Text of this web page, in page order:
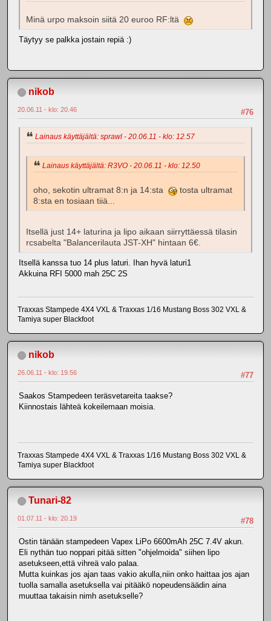
Minä urpo maksoin siitä 20 euroo RF:ltä
Täytyy se palkka jostain repiä :)
nikob
#76
20.06.11 - klo: 20.46
Lainaus käyttäjältä: sprawl - 20.06.11 - klo: 12.57
Lainaus käyttäjältä: R3VO - 20.06.11 - klo: 12.50
oho, sekotin ultramat 8:n ja 14:sta
tosta ultramat
8:sta en tosiaan tiiä...
Itsellä just 14+ laturina ja lipo aikaan siirryttäessä tilasin
rcsabelta "Balancerilauta JST-XH" hintaan 6€.
Itsellä kanssa tuo 14 plus laturi. Ihan hyvä laturi1
Akkuina RFI 5000 mah 25C 2S
Traxxas Stampede 4X4 VXL & Traxxas 1/16 Mustang Boss 302 VXL &
Tamiya super Blackfoot
nikob
#77
26.06.11 - klo: 19.56
Saakos Stampedeen teräsvetareita taakse?
Kiinnostais lähteä kokeilemaan moisia.
Traxxas Stampede 4X4 VXL & Traxxas 1/16 Mustang Boss 302 VXL &
Tamiya super Blackfoot
Tunari-82
#78
01.07.11 - klo: 20.19
Ostin tänään stampedeen Vapex LiPo 6600mAh 25C 7.4V akun.
Eli nythän tuo noppari pitää sitten "ohjelmoida" siihen lipo
asetukseen,että vihreä valo palaa.
Mutta kuinkas jos ajan taas vakio akulla,niin onko haittaa jos ajan
tuolla samalla asetuksella vai pitääkö nopeudensäädin aina
muuttaa takaisin nimh asetukselle?